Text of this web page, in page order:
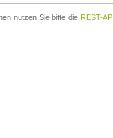
nutzen Sie bitte die REST-API